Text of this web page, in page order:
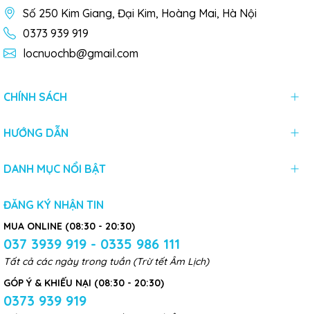
Số 250 Kim Giang, Đại Kim, Hoàng Mai, Hà Nội
0373 939 919
locnuochb@gmail.com
CHÍNH SÁCH
HƯỚNG DẪN
DANH MỤC NỔI BẬT
ĐĂNG KÝ NHẬN TIN
MUA ONLINE (08:30 - 20:30)
037 3939 919 - 0335 986 111
Tất cả các ngày trong tuần (Trừ tết Âm Lịch)
GÓP Ý & KHIẾU NẠI (08:30 - 20:30)
0373 939 919